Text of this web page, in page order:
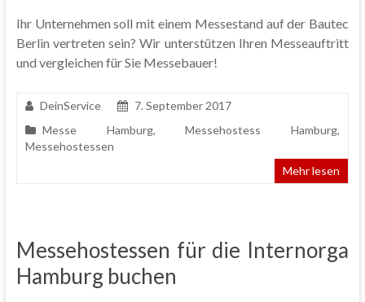
Ihr Unternehmen soll mit einem Messestand auf der Bautec
Berlin vertreten sein? Wir unterstützen Ihren Messeauftritt
und vergleichen für Sie Messebauer!
DeinService
7. September 2017
Messe Hamburg,Messehostess Hamburg,
Messehostessen
Mehr lesen
Messehostessen für die Internorga
Hamburg buchen